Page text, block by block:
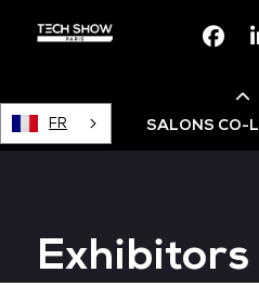
FR SALONS CO-
Devops Live
Exhibitors